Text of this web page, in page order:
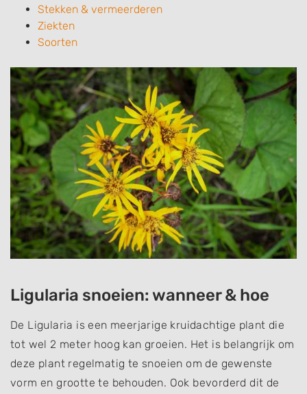
Stekken & vermeerderen
Ziekten
Soorten
Ligularia snoeien: wanneer & hoe
De Ligularia is een meerjarige kruidachtige plant die
tot wel 2 meter hoog kan groeien. Het is belangrijk om
deze plant regelmatig te snoeien om de gewenste
vorm en grootte te behouden. Ook bevorderd dit de